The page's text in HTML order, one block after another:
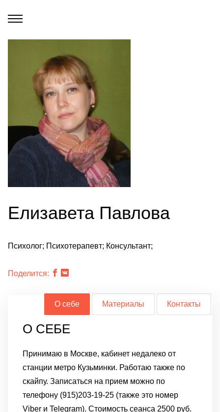
Елизавета Павлова
Психолог; Психотерапевт; Консультант;
Поделится:
О себе Материалы Контакты
О СЕБЕ
Принимаю в Москве, кабинет недалеко от
станции метро Кузьминки. Работаю также по
скайпу. Записаться на прием можно по
телефону (915)203-19-25 (также это номер
Viber и Telegram). Стоимость сеанса 2500 руб.